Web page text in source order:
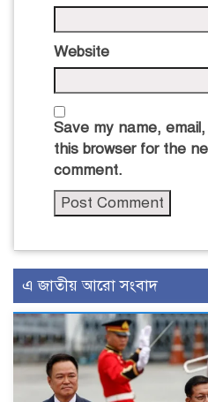
Website
Save my name,
this browser for the
comment.
এ জাতীয় আরো সংবাদ